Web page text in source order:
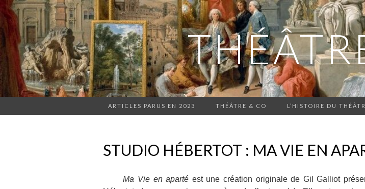
ARTICLES PARUS EN 2023 THÉÂTRE & CO L’HISTOIRE DU
STUDIO HÉBERTOT : MA VIE EN
Ma Vie en aparté est une création originale de Gil Galliot